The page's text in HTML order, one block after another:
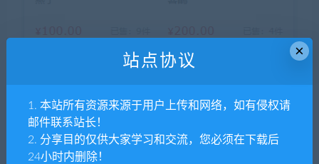
×
站点协议
1. 本站所有资源来源于用户上传和网络，如有侵权请
邮件联系站长！
2. 分享目的仅供大家学习和交流，您必须在下载后
24小时内删除！